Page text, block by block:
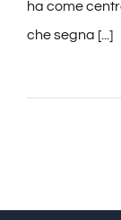
CONTATTI
ha come
che segna [...]